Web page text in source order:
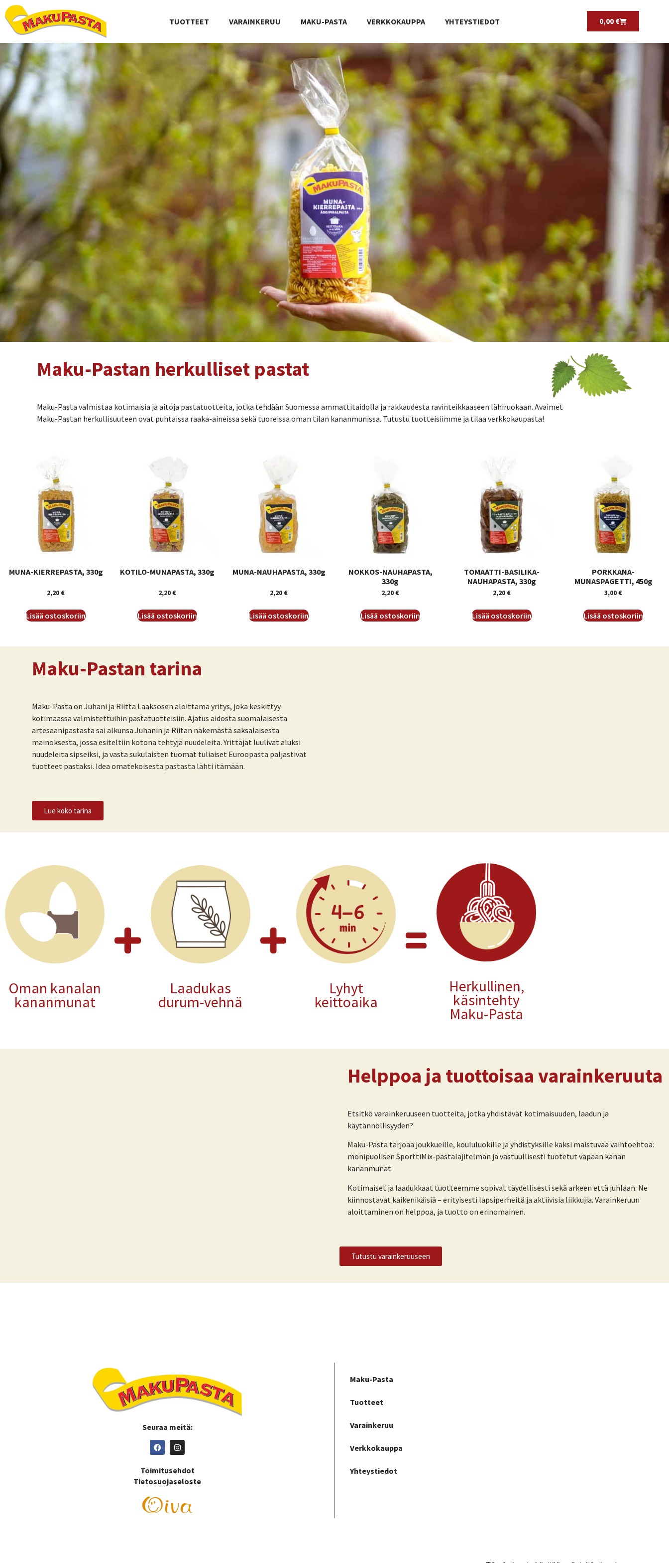
TUOTTEET VARAINKERUU MAKU-PASTA VERKKOKAUPPA YHTEYSTIEDOT 0,00 €
Maku-Pastan herkulliset pastat
Maku-Pasta valmistaa kotimaisia ja aitoja pastatuotteita, jotka tehdään Suomessa ammattitaidolla ja rakkaudesta ravinteikkaaseen lähiruokaan. Avaimet
Maku-Pastan herkullisuuteen ovat puhtaissa raaka-aineissa sekä tuoreissa oman tilan kananmunissa. Tutustu tuotteisiimme ja tilaa verkkokaupasta!
MUNA-KIERREPASTA, 330g
2,20€
Lisää ostoskoriin
KOTILO-MUNAPASTA, 330g
2,20€
Lisää ostoskoriin
MUNA-NAUHAPASTA, 330g
2,20€
Lisää ostoskoriin
NOKKOS-NAUHAPASTA,
330g
2,20€
Lisää ostoskoriin
TOMAATTI-BASILIKA-
NAUHAPASTA, 330g
2,20€
Lisää ostoskoriin
PORKKANA-
MUNASPAGETTI, 450g
3,00€
Lisää ostoskoriin
Maku-Pastan tarina
Maku-Pasta on Juhani ja Riitta Laaksosen aloittama yritys, joka keskittyy
kotimaassa valmistettuihin pastatuotteisiin. Ajatus aidosta suomalaisesta
artesaanipastasta sai alkunsa Juhanin ja Riitan näkemästä saksalaisesta
mainoksesta, jossa esiteltiin kotona tehtyjä nuudeleita. Yrittäjät luulivat aluksi
nuudeleita sipseiksi, ja vasta sukulaisten tuomat tuliaiset Euroopasta paljastivat
tuotteet pastaksi. Idea omatekoisesta pastasta lähti itämään.
Lue koko tarina
Oman kanalan
kananmunat
Laadukas
durum-vehnä
Lyhyt
keittoaika
Herkullinen,
käsintehty
Maku-Pasta
Helppoa ja tuottoisaa varainkeruuta
Etsitkö varainkeruuseen tuotteita, jotka yhdistävät kotimaisuuden, laadun ja
käytännöllisyyden?
Maku-Pasta tarjoaa joukkueille, koululuokille ja yhdistyksille kaksi maistuvaa vaihtoehtoa:
monipuolisen SporttiMix-pastalajitelman ja vastuullisesti tuotetut vapaan kanan
kananmunat.
Kotimaiset ja laadukkaat tuotteemme sopivat täydellisesti sekä arkeen että juhlaan. Ne
kiinnostavat kaikenikäisiä – erityisesti lapsiperheitä ja aktiivisia liikkujia. Varainkeruun
aloittaminen on helppoa, ja tuotto on erinomainen.
Tutustu varainkeruuseen
Seuraa meitä:
Toimitusehdot
Tietosuojaseloste
Maku-Pasta
Tuotteet
Varainkeruu
Verkkokauppa
Yhteystiedot